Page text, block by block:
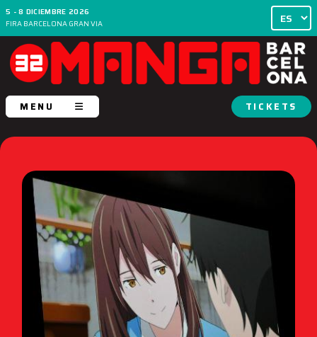
5 - 8 DICIEMBRE 2026
FIRA BARCELONA GRAN VIA
MENU TICKETS